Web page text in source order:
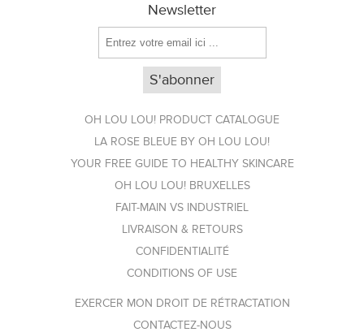
Newsletter
OH LOU LOU! PRODUCT CATALOGUE
LA ROSE BLEUE BY OH LOU LOU!
YOUR FREE GUIDE TO HEALTHY SKINCARE
OH LOU LOU! BRUXELLES
FAIT-MAIN VS INDUSTRIEL
LIVRAISON & RETOURS
CONFIDENTIALITÉ
CONDITIONS OF USE
EXERCER MON DROIT DE RÉTRACTATION
CONTACTEZ-NOUS